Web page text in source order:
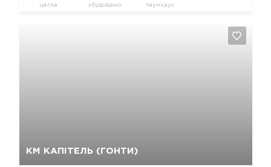
цегла збудовано таунхаус
КМ КАПІТЕЛЬ (ГОНТИ)